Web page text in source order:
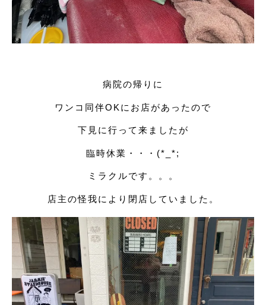
病院の帰りに
ワンコ同伴OKにお店があったので
下見に行って来ましたが
臨時休業・・・(*_*;
ミラクルです。。。
店主の怪我により閉店していました。